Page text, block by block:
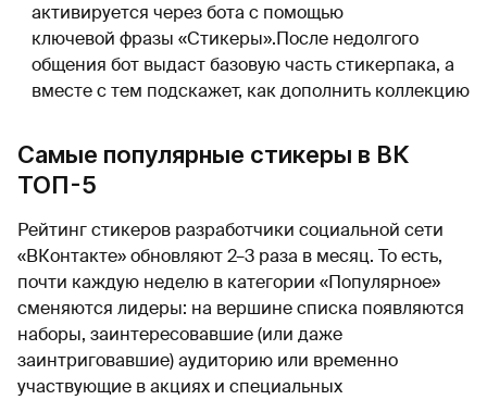
активируется через бота с помощью
ключевой фразы «Стикеры».После недолгого
общения бот выдаст базовую часть стикерпака, а
вместе с тем подскажет, как дополнить коллекцию
Самые популярные стикеры в ВК
ТОП-5
Рейтинг стикеров разработчики социальной сети
«ВКонтакте» обновляют 2–3 раза в месяц. То есть,
почти каждую неделю в категории «Популярное»
сменяются лидеры: на вершине списка появляются
наборы, заинтересовавшие (или даже
заинтриговавшие) аудиторию или временно
участвующие в акциях и специальных